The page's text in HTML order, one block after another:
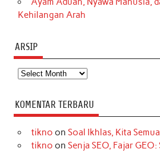
Kehilangan Arah
ARSIP
Arsip
KOMENTAR TERBARU
tikno on Soal Ikhlas, Kita
tikno on Senja SEO, Fajar